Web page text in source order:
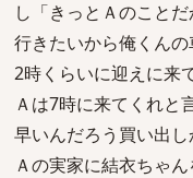
し「きっとＡのこと
行きたいから俺くん
2時くらいに迎えに来
Ａは7時に来てくれと
早いんだろう買い出
Ａの実家に結衣ちゃ